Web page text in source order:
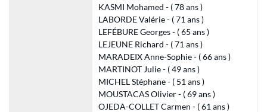
KASMI Mohamed - ( 78 ans )
LABORDE Valérie - ( 71 ans )
LEFÉBURE Georges - ( 65 ans )
LEJEUNE Richard - ( 71 ans )
MARADEIX Anne-Sophie - ( 66 ans )
MARTINOT Julie - ( 49 ans )
MICHEL Stéphane - ( 51 ans )
MOUSTACAS Olivier - ( 69 ans )
OJEDA-COLLET Carmen - ( 61 ans )